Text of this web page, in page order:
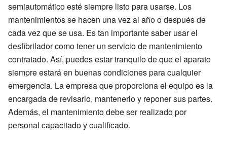
semiautomático esté siempre listo para usarse. Los
mantenimientos se hacen una vez al año o después de
cada vez que se usa. Es tan importante saber usar el
desfibrilador como tener un servicio de mantenimiento
contratado. Así, puedes estar tranquilo de que el aparato
siempre estará en buenas condiciones para cualquier
emergencia. La empresa que proporciona el equipo es la
encargada de revisarlo, mantenerlo y reponer sus partes.
Además, el mantenimiento debe ser realizado por
personal capacitado y cualificado.